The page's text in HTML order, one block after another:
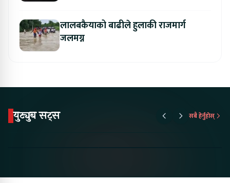
लालबकैयाको बाढीले हुलाकी राजमार्ग
जलमग्न
युट्युब सट्स सबै हेर्नुहोस्